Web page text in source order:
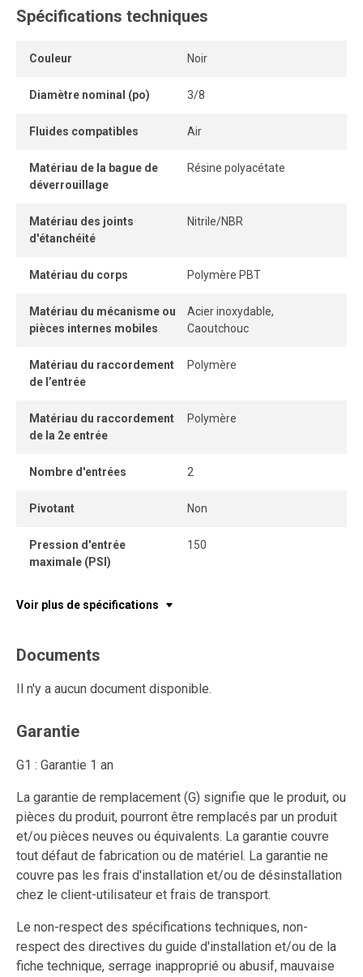
connexions et déconnexions tout en conservant un
Son anneau de dégagement permet de retirer le tube
autobloquant sans pièce détachable garantit une
demeure parfaitement étanche, même sous pression.
Spécifications techniques
Couleur Noir
Diamètre nominal (po) 3/8
Fluides compatibles Air
Matériau de la bague de
déverrouillage
Résine polyacétate
Matériau des joints
d'étanchéité
Nitrile/NBR
Matériau du corps Polymère PBT
Matériau du mécanisme ou
pièces internes mobiles
Acier inoxydable,
Caoutchouc
Matériau du raccordement
de l’entrée
Polymère
Matériau du raccordement
de la 2e entrée
Polymère
Nombre d'entrées 2
Pivotant Non
Pression d'entrée
maximale (PSI)
150
Voir plus de spécifications
Documents
Il n'y a aucun document disponible.
Garantie
G1 : Garantie 1 an
La garantie de remplacement (G) signifie que le produit, ou
pièces du produit, pourront être remplacés par un produit
et/ou pièces neuves ou équivalents. La garantie couvre
tout défaut de fabrication ou de matériel. La garantie ne
couvre pas les frais d'installation et/ou de désinstallation
chez le client-utilisateur et frais de transport.
Le non-respect des spécifications techniques, non-
respect des directives du guide d'installation et/ou de la
fiche technique, serrage inapproprié ou abusif, mauvaise